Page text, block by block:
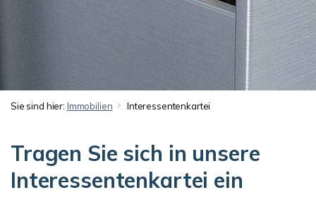
Sie sind hier: Immobilien Interessentenkartei
Tragen Sie sich in unsere
Interessentenkartei ein